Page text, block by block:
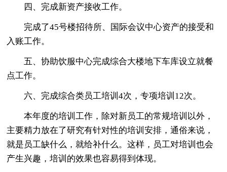
四、完成新资产接收工作。
完成了45号楼招待所、国际会议中心资产的接受和
入账工作。
五、协助饮服中心完成综合大楼地下车库设立就餐
点工作。
六、完成综合类员工培训4次，专项培训12次。
本年度的培训工作，除对新员工的常规培训以外，
主要精力放在了研究有针对性的培训安排，通俗来说，
就是员工缺什么，就给补什么。这样，员工对培训也会
产生兴趣，培训的效果也容易得到体现。